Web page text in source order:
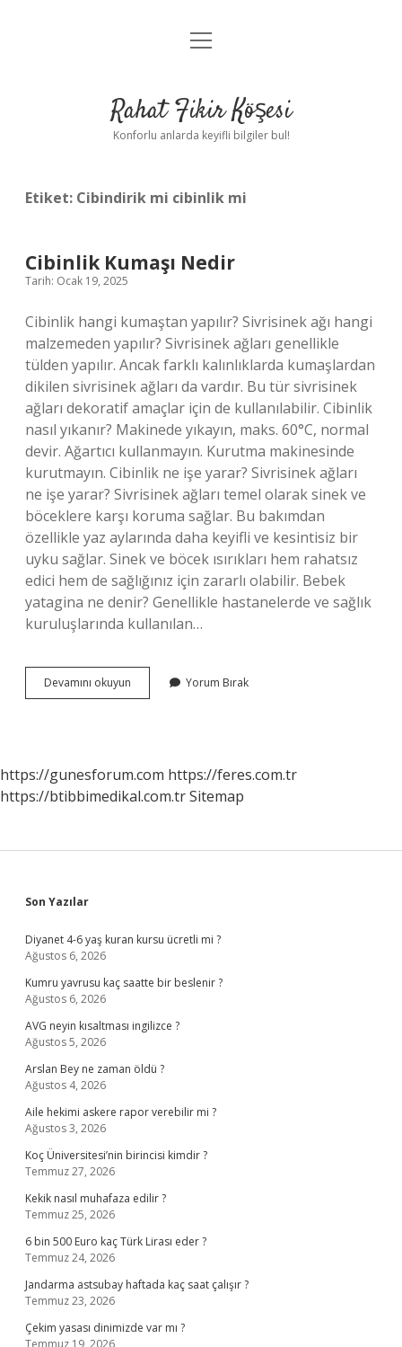
Anasayfa
Yasal Uyarı
menüyü
Rahat Fikir Köşesi
Konforlu anlarda keyifli bilgiler bul!
Etiket: Cibindirik mi cibinlik mi
Cibinlik Kumaşı Nedir
Tarih: Ocak 19, 2025
Cibinlik hangi kumaştan yapılır? Sivrisinek ağı hangi
malzemeden yapılır? Sivrisinek ağları genellikle
tülden yapılır. Ancak farklı kalınlıklarda kumaşlardan
dikilen sivrisinek ağları da vardır. Bu tür sivrisinek
ağları dekoratif amaçlar için de kullanılabilir. Cibinlik
nasıl yıkanır? Makinede yıkayın, maks. 60°C, normal
devir. Ağartıcı kullanmayın. Kurutma makinesinde
kurutmayın. Cibinlik ne işe yarar? Sivrisinek ağları
ne işe yarar? Sivrisinek ağları temel olarak sinek ve
böceklere karşı koruma sağlar. Bu bakımdan
özellikle yaz aylarında daha keyifli ve kesintisiz bir
uyku sağlar. Sinek ve böcek ısırıkları hem rahatsız
edici hem de sağlığınız için zararlı olabilir. Bebek
yatagina ne denir? Genellikle hastanelerde ve sağlık
kuruluşlarında kullanılan…
Devamını okuyun
Kumaşı
Yorum Bırak
https://gunesforum.com https://feres.com.tr
https://btibbimedikal.com.trSitemap
Sidebar
Son Yazılar
Diyanet 4-6 yaş kuran kursu ücretli mi ?
Ağustos 6, 2026
Kumru yavrusu kaç saatte bir beslenir ?
Ağustos 6, 2026
AVG neyin kısaltması ingilizce ?
Ağustos 5, 2026
Arslan Bey ne zaman öldü ?
Ağustos 4, 2026
Aile hekimi askere rapor verebilir mi ?
Ağustos 3, 2026
Koç Üniversitesi’nin birincisi kimdir ?
Temmuz 27, 2026
Kekik nasıl muhafaza edilir ?
Temmuz 25, 2026
6 bin 500 Euro kaç Türk Lirası eder ?
Temmuz 24, 2026
Jandarma astsubay haftada kaç saat çalışır ?
Temmuz 23, 2026
Çekim yasası dinimizde var mı ?
Temmuz 19, 2026